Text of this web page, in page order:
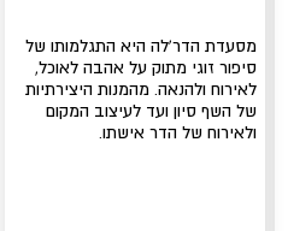
מסעדת הדר'לה היא התגלמותו של
סיפור זוגי מתוק על אהבה לאוכל,
לאירוח ולהנאה. מהמנות היצירתיות
של השף סיון ועד לעיצוב המקום
ולאירוח של הדר אישתו.